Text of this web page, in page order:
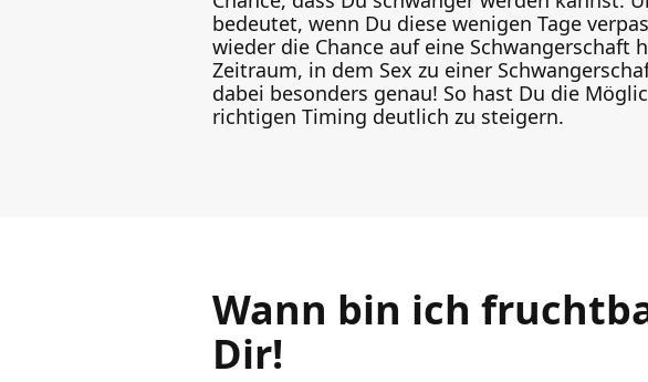
bedeutet, wenn Du diese wenigen Tage
wieder die Chance auf eine
Zeitraum, in dem Sex zu einer
dabei besonders genau! So hast Du die
richtigen Timing deutlich zu steigern.
Wann bin ich
Dir!